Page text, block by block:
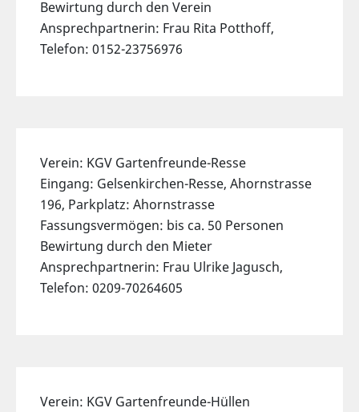
Bewirtung durch den Verein
Ansprechpartnerin: Frau Rita Potthoff,
Telefon: 0152-23756976
Verein: KGV Gartenfreunde-Resse
Eingang: Gelsenkirchen-Resse, Ahornstrasse
196, Parkplatz: Ahornstrasse
Fassungsvermögen: bis ca. 50 Personen
Bewirtung durch den Mieter
Ansprechpartnerin: Frau Ulrike Jagusch,
Telefon: 0209-70264605
Verein: KGV Gartenfreunde-Hüllen